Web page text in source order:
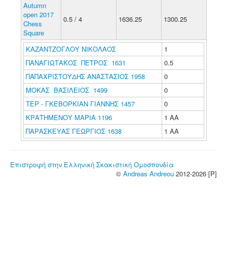
Autumn
open 2017
Chess
Square
0.5 / 4 1636.25 1300.25
ΚΑΖΑΝΤΖΟΓΛΟΥ ΝΙΚΟΛΑΟΣ
1
ΠΑΝΑΓΙΩΤΑΚΟΣ ΠΕΤΡΟΣ 1631
0.5
ΠΑΠΑΧΡΙΣΤΟΥΔΗΣ ΑΝΑΣΤΑΣΙΟΣ 1958
0
ΜΟΚΑΣ ΒΑΣΙΛΕΙΟΣ 1499
0
ΤΕΡ - ΓΚΕΒΟΡΚΙΑΝ ΓΙΑΝΝΗΣ 1457
0
ΚΡΑΤΗΜΕΝΟΥ ΜΑΡΙΑ 1196
1 ΑΑ
ΠΑΡΑΣΚΕΥΑΣ ΓΕΩΡΓΙΟΣ 1638
1 ΑΑ
Επιστροφή στην Ελληνική Σκακιστική Ομοσπονδία
© Andreas Andreou 2012-2026 [P]